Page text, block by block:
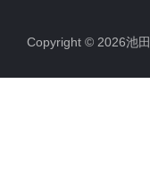
Copyright © 2026池